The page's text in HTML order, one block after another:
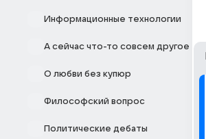
Информационные технологии
А сейчас что-то совсем другое
О любви без купюр
Философский вопрос
Политические дебаты